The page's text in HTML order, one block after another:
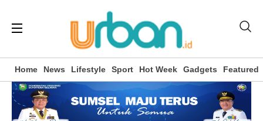
Home News Lifestyle Sport Hot Week Gadgets Featured